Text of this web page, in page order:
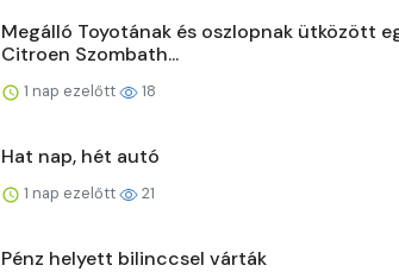
Megálló Toyotának és oszlopnak ütközött
Citroen Szombath...
1 nap ezelőtt 18
Hat nap, hét autó
1 nap ezelőtt 21
Pénz helyett bilinccsel várták